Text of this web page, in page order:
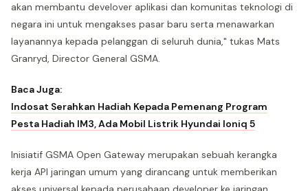
akan membantu develover aplikasi dan komunitas teknologi di
negara ini untuk mengakses pasar baru serta menawarkan
layanannya kepada pelanggan di seluruh dunia," tukas Mats
Granryd, Director General GSMA.
Baca Juga:
Indosat Serahkan Hadiah Kepada Pemenang Program
Pesta Hadiah IM3, Ada Mobil Listrik Hyundai Ioniq 5
Inisiatif GSMA Open Gateway merupakan sebuah kerangka
kerja API jaringan umum yang dirancang untuk memberikan